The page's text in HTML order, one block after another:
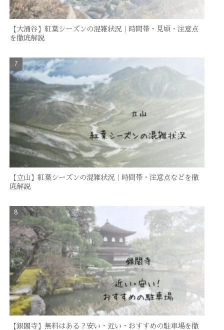
【大涌谷】紅葉シーズンの混雑状況｜時間帯・見頃・注意点
を徹底解説
【立山】紅葉シーズンの混雑状況｜時間帯・注意点などを徹
底解説
【銀閣寺】無料はある？安い・近い・おすすめの駐車場を徹